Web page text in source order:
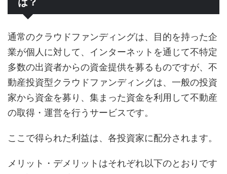
通常のクラウドファンディングは、目的を持った企
業が個人に対して、インターネットを通じて不特定
多数の出資者からの資金提供を募るものですが、不
動産投資型クラウドファンディングは、一般の投資
家から資金を募り、集まった資金を利用して不動産
の取得・運営を行うサービスです。
ここで得られた利益は、各投資家に配分されます。
メリット・デメリットはそれぞれ以下のとおりです